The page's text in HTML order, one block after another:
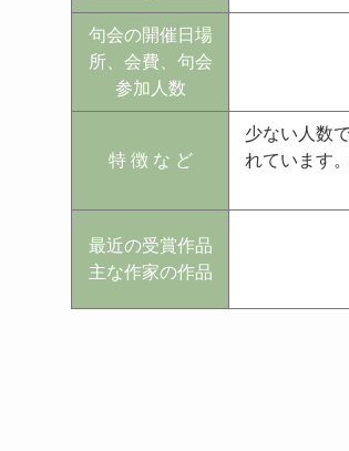
句会の開催日場
所、会費、句会
参加人数
特 徴 な ど
少ない人数
れています
最近の受賞作品
主な作家の作品